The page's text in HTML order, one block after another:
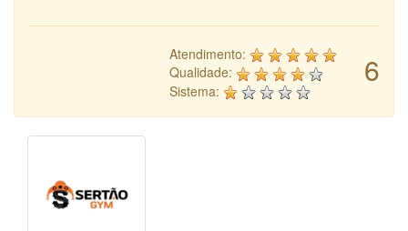
6
Atendimento:
Qualidade:
Sistema: